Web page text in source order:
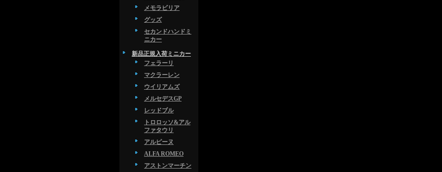
メモラビリア
グッズ
セカンドハンドミ
ニカー
新品正規入荷ミニカー
フェラーリ
マクラーレン
ウイリアムズ
メルセデスGP
レッドブル
トロロッソ&アル
ファタウリ
アルピーヌ
ALFA ROMEO
アストンマーチン